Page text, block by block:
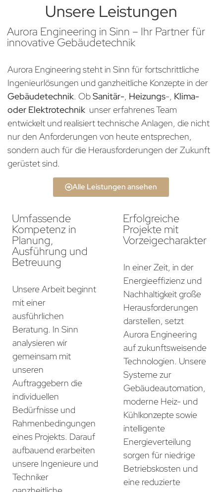
Unsere Leistungen
Aurora Engineering in Sinn – Ihr Partner für
innovative Gebäudetechnik
Aurora Engineering steht in Sinn für fortschrittliche
Ingenieurlösungen und ganzheitliche Konzepte in der
Gebäudetechnik. ObSanitär-, Heizungs-, Klima-
oder Elektrotechnik unser erfahrenes Team
entwickelt und realisiert technische Anlagen, die nicht
nur den Anforderungen von heute entsprechen,
sondern auch für die Herausforderungen der Zukunft
gerüstet sind.
Alle Leistungen ansehen
Umfassende
Kompetenz in
Planung,
Ausführung und
Betreuung
Unsere Arbeit beginnt
mit einer
ausführlichen
Beratung. In Sinn
analysieren wir
gemeinsam mit
unseren
Auftraggebern die
individuellen
Bedürfnisse und
Rahmenbedingungen
eines Projekts. Darauf
aufbauend erarbeiten
unsere Ingenieure und
Techniker
Erfolgreiche
Projekte mit
Vorzeigecharakter
In einer Zeit, in der
Energieeffizienz und
Nachhaltigkeit große
Herausforderungen
darstellen, setzt
Aurora Engineering
auf zukunftsweisende
Technologien. Unsere
Systeme zur
Gebäudeautomation,
moderne Heiz- und
Kühlkonzepte sowie
intelligente
Energieverteilung
sorgen für niedrige
Betriebskosten und
eine reduzierte